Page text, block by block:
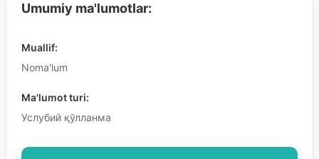
Umumiy ma'lumotlar:
Muallif:
Noma'lum
Ma'lumot turi:
Услубий қўлланма